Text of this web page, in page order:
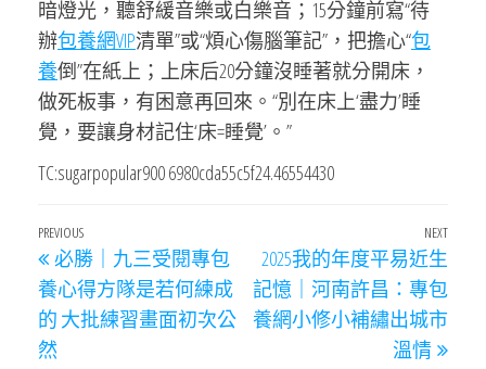
暗燈光，聽舒緩音樂或白樂音；15分鐘前寫“待
辦包養網VIP清單”或“煩心傷腦筆記”，把擔心“包
養倒”在紙上；上床后20分鐘沒睡著就分開床，
做死板事，有困意再回來。“別在床上‘盡力’睡
覺，要讓身材記住‘床=睡覺’。”
TC:sugarpopular900 6980cda55c5f24.46554430
文
章
導
覽
Previous
Post
PREVIOUS
必勝｜九三受閱專包
養心得方隊是若何練成
的 大批練習畫面初次公
然
Next
NEXT
2025我的年度平易近生
記憶｜河南許昌：專包
養網小修小補繡出城市
溫情